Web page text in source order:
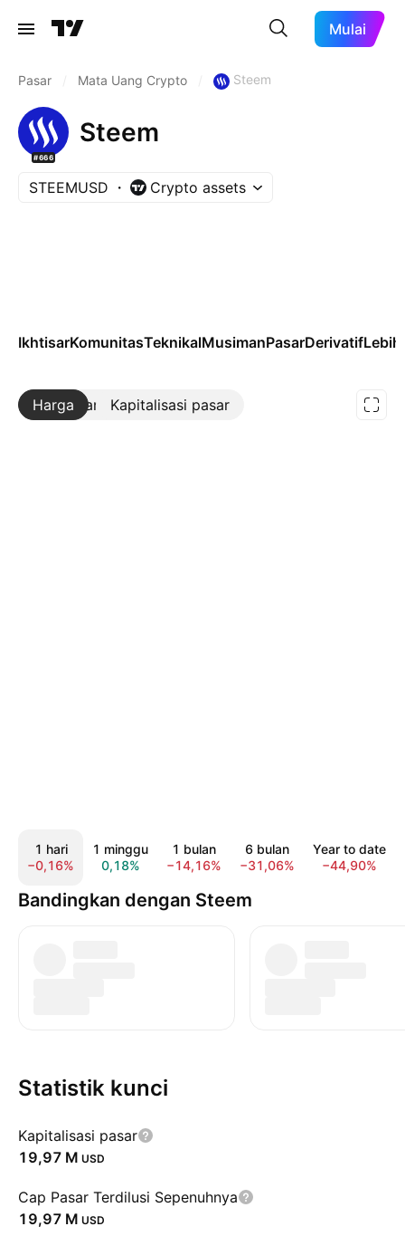
Mulai
Pasar Mata Uang Crypto Steem
#666
Steem
STEEMUSD Crypto assets
IkhtisarKomunitasTeknikalMusimanPasarDerivatif
Harga Kapitalisasi pasar
Lebih lanjut
1 hari
−0,16%
1 minggu
0,18%
1 bulan
−14,16%
6 bulan
−31,06%
Year to date
−44,90%
Bandingkan dengan Steem
Statistik kunci
Kapitalisasi pasar
‪19,97 M‬ USD
Cap Pasar Terdilusi Sepenuhnya
‪19,97 M‬ USD